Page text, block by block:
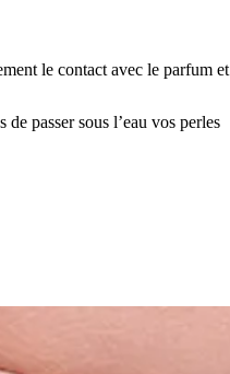
le contact avec le parfum et
passer sous l’eau vos perles